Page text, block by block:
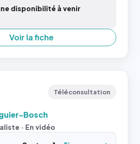
disponibilité à venir
Voir la fiche
Téléconsultation
Bosch
· En vidéo